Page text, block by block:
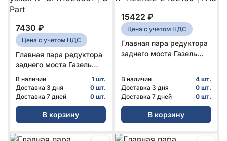
7430 ₽
Цена с учетом НДС
Главная пара редуктора
заднего моста Газель
№ GP.11020001 | G-Part
В наличии
1 шт.
Доставка 3 дня
0 шт.
Доставка 7 дней
0 шт.
В корзину
15422 ₽
Цена с учетом НДС
Главная пара редуктора
заднего моста Газель
В наличии
4 шт.
Доставка 3 дня
0 шт.
Доставка 7 дней
0 шт.
В корзину